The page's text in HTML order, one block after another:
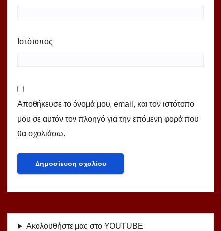
Ιστότοπος
Αποθήκευσε το όνομά μου, email, και τον ιστότοπο
μου σε αυτόν τον πλοηγό για την επόμενη φορά που
θα σχολιάσω.
Ακολουθήστε μας στο YOUTUBE